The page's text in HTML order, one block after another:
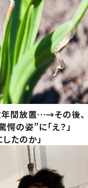
年間放置…→その後、
の姿”に「え？」
たのか」